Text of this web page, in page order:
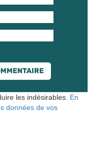
les indésirables. En
données de vos